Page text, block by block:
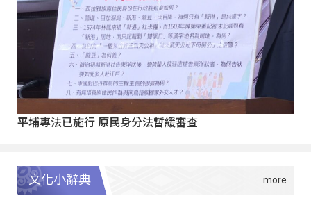
平埔專法已施行 原民身分法暫緩審查
文化小辭典